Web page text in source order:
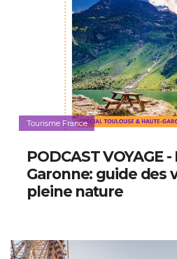
Tourisme France
PODCAST VOYAGE
Garonne: guide des
pleine nature